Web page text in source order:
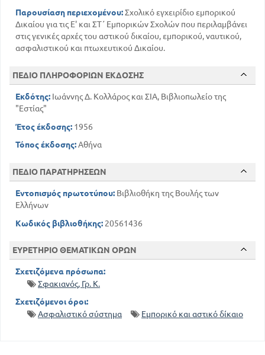
Παρουσίαση περιεχομένου:Σχολικό εγχειρίδιο εμπορικού
Δικαίου για τις Ε' και ΣΤ΄ Εμπορικών Σχολών που περιλαμβάνει
στις γενικές αρχές του αστικού δικαίου, εμπορικού, ναυτικού,
ασφαλιστικού και πτωχευτικού Δικαίου.
ΠΕΔΙΟ ΠΛΗΡΟΦΟΡΙΩΝ ΕΚΔΟΣΗΣ
Εκδότης: Ιωάννης Δ. Κολλάρος και ΣΙΑ, Βιβλιοπωλείο της
"Εστίας"
Έτος έκδοσης: 1956
Τόπος έκδοσης:Αθήνα
ΠΕΔΙΟ ΠΑΡΑΤΗΡΗΣΕΩΝ
Εντοπισμός πρωτοτύπου: Βιβλιοθήκη της Βουλής των
Ελλήνων
Κωδικός βιβλιοθήκης: 20561436
ΕΥΡΕΤΗΡΙΟ ΘΕΜΑΤΙΚΩΝ ΟΡΩΝ
Σχετιζόμενα πρόσωπα:
Σφακιανός, Γρ. Κ.
Σχετιζόμενοι όροι:
Ασφαλιστικό σύστημα
Εμπορικό και αστικό δίκαιο